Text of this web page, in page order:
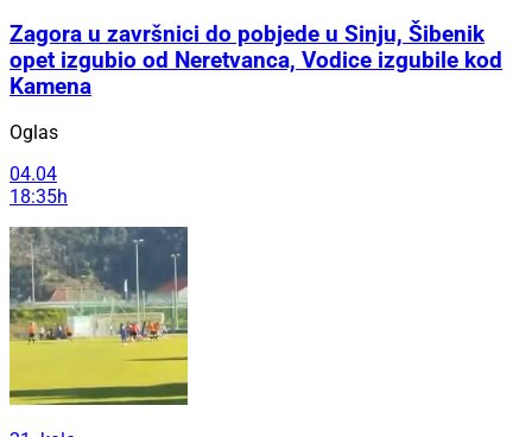
Zagora u završnici do pobjede u Sinju, Šibenik
opet izgubio od Neretvanca, Vodice izgubile kod
Kamena
Oglas
04.04
18:35h